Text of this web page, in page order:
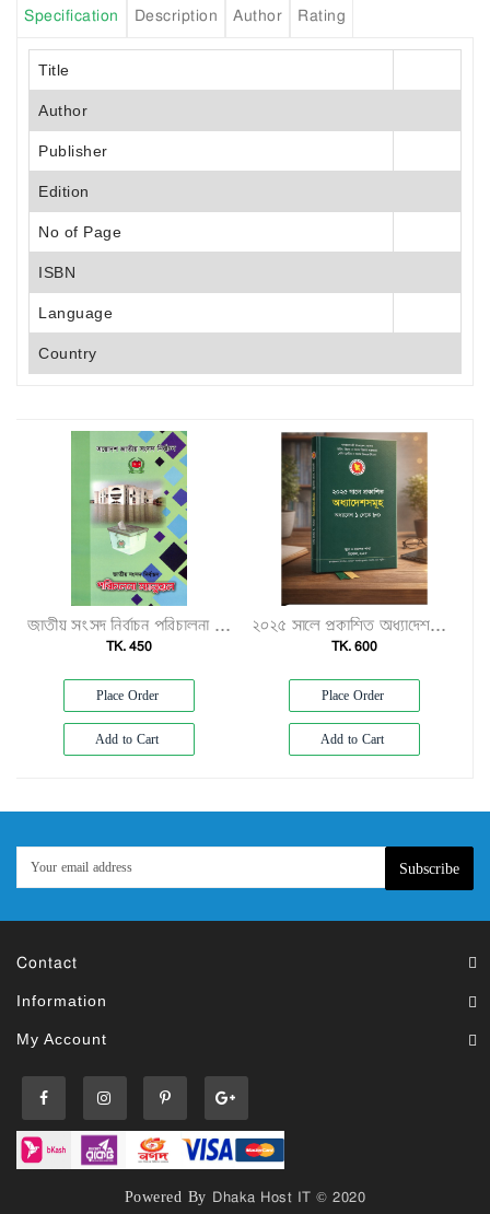
Specification Description Author Rating
Title
Author
Publisher
Edition
No of Page
ISBN
Language
Country
জাতীয় সংসদ নির্বাচন পরিচালনা ম্যানুয়েল"
TK. 450
Place Order
Add to Cart
২০২৫ সালে প্রকাশিত অধ্যাদেশসমূহ (অধ্যাদেশ ১–৮০)"
TK. 600
Place Order
Add to Cart
Subscribe
Contact
Information
My Account
Powered By Dhaka Host IT © 2020